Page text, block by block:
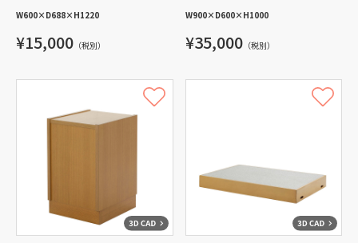
W600× D688× H1220
¥15,000 （税別）
W900× D600× H1000
¥35,000（税別）